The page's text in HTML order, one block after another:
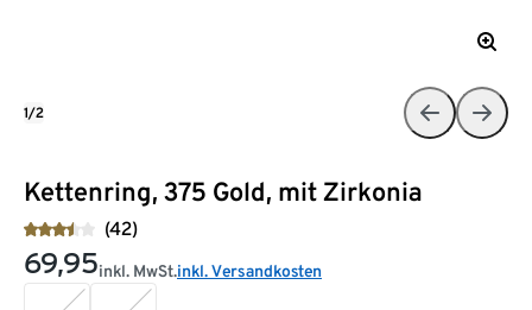
Kettenring, 375 Gold, mit Zirkonia
(42)
69,95inkl. MwSt.inkl. Versandkosten
1/2